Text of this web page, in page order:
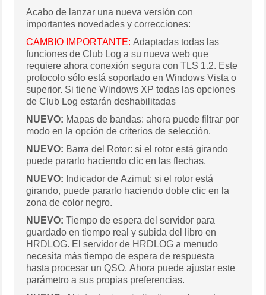
Acabo de lanzar una nueva versión con
importantes novedades y correcciones:
CAMBIO IMPORTANTE: Adaptadas todas las
funciones de Club Log a su nueva web que
requiere ahora conexión segura con TLS 1.2. Este
protocolo sólo está soportado en Windows Vista o
superior. Si tiene Windows XP todas las opciones
de Club Log estarán deshabilitadas
NUEVO: Mapas de bandas: ahora puede filtrar por
modo en la opción de criterios de selección.
NUEVO: Barra del Rotor: si el rotor está girando
puede pararlo haciendo clic en las flechas.
NUEVO: Indicador de Azimut: si el rotor está
girando, puede pararlo haciendo doble clic en la
zona de color negro.
NUEVO: Tiempo de espera del servidor para
guardado en tiempo real y subida del libro en
HRDLOG. El servidor de HRDLOG a menudo
necesita más tiempo de espera de respuesta
hasta procesar un QSO. Ahora puede ajustar este
parámetro a sus propias preferencias.